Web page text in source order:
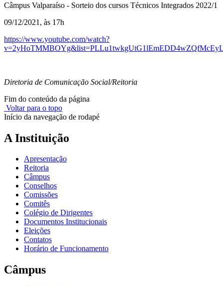
Câmpus Valparaíso - Sorteio dos cursos Técnicos Integrados 2022/1
09/12/2021, às 17h
https://www.youtube.com/watch?
Diretoria de Comunicação Social/Reitoria
Fim do conteúdo da página
Voltar para o topo
Início da navegação de rodapé
A Instituição
Apresentação
Reitoria
Câmpus
Conselhos
Comissões
Comitês
Colégio de Dirigentes
Documentos Institucionais
Eleições
Contatos
Horário de Funcionamento
Câmpus